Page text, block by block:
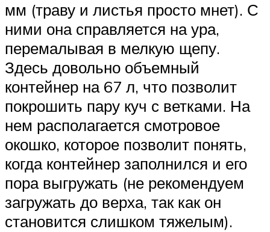
мм (траву и листья просто мнет). С
ними она справляется на ура,
перемалывая в мелкую щепу.
Здесь довольно объемный
контейнер на 67 л, что позволит
покрошить пару куч с ветками. На
нем располагается смотровое
окошко, которое позволит понять,
когда контейнер заполнился и его
пора выгружать (не рекомендуем
загружать до верха, так как он
становится слишком тяжелым).